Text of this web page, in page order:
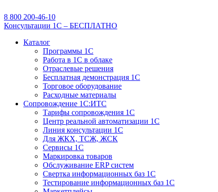
8 800 200-46-10
Консультации 1С – БЕСПЛАТНО
Каталог
Программы 1С
Работа в 1С в облаке
Отраслевые решения
Бесплатная демонстрация 1С
Торговое оборудование
Расходные материалы
Сопровождение 1С:ИТС
Тарифы сопровождения 1С
Центр реальной автоматизации 1С
Линия консультации 1С
Для ЖКХ, ТСЖ, ЖСК
Сервисы 1С
Маркировка товаров
Обслуживание ERP систем
Свертка информационных баз 1С
Тестирование информационных баз 1С